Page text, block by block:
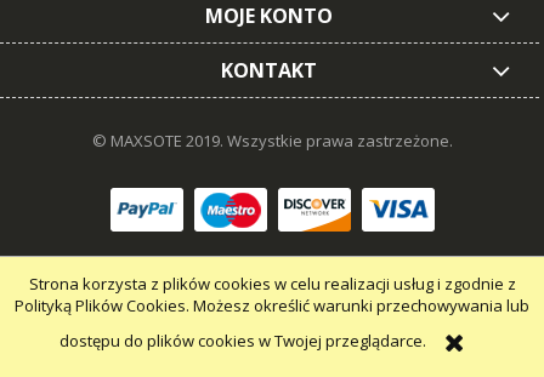
Strona korzysta z plików cookies w celu realizacji usług i zgodnie z
Polityką Plików Cookies. Możesz określić warunki przechowywania lub
dostępu do plików cookies w Twojej przeglądarce.
MOJE KONTO
KONTAKT
© MAXSOTE 2019. Wszystkie prawa zastrzeżone.
pokaż pełną wersję strony